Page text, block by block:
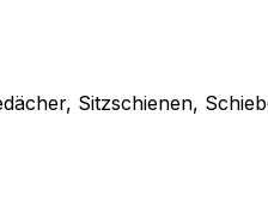
Sitzschienen,